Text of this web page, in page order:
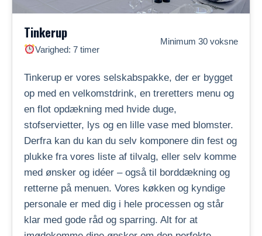
Tinkerup
Varighed: 7 timer
Minimum 30 voksne
Tinkerup er vores selskabspakke, der er bygget
op med en velkomstdrink, en treretters menu og
en flot opdækning med hvide duge,
stofservietter, lys og en lille vase med blomster.
Derfra kan du kan du selv komponere din fest og
plukke fra vores liste af tilvalg, eller selv komme
med ønsker og idéer – også til borddækning og
retterne på menuen. Vores køkken og kyndige
personale er med dig i hele processen og står
klar med gode råd og sparring. Alt for at